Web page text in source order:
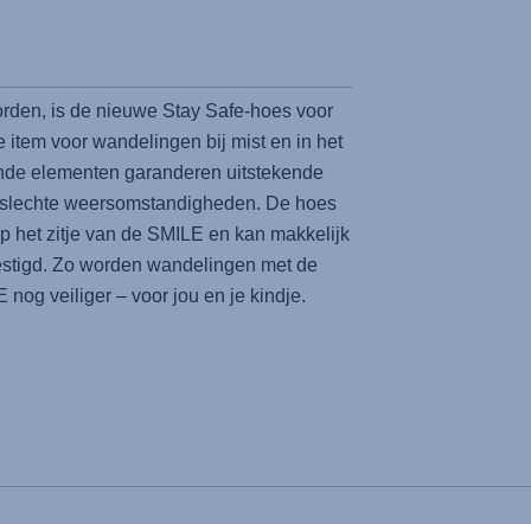
is de nieuwe Stay Safe-hoes voor
item voor wandelingen bij mist en in het
elementen garanderen uitstekende
weersomstandigheden. De hoes
het zitje van de SMILE en kan makkelijk
Zo worden wandelingen met de
nog veiliger – voor jou en je kindje.